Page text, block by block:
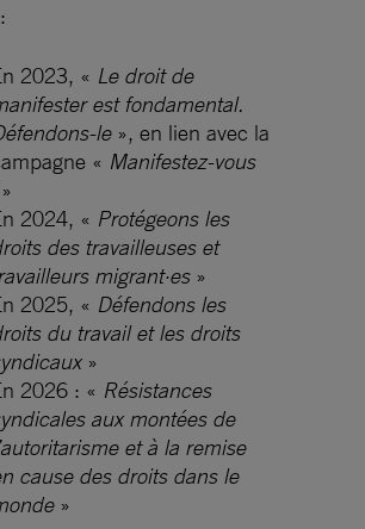
2023, « Le droit de
est fondamental.
le», en lien avec la
« Manifestez-vous
2024, « Protégeons les
des travailleuses et
migrant·es»
2025, « Défendons les
du travail et les droits
»
2026 : « Résistances
aux montées de
et à la remise
cause des droits dans le
»